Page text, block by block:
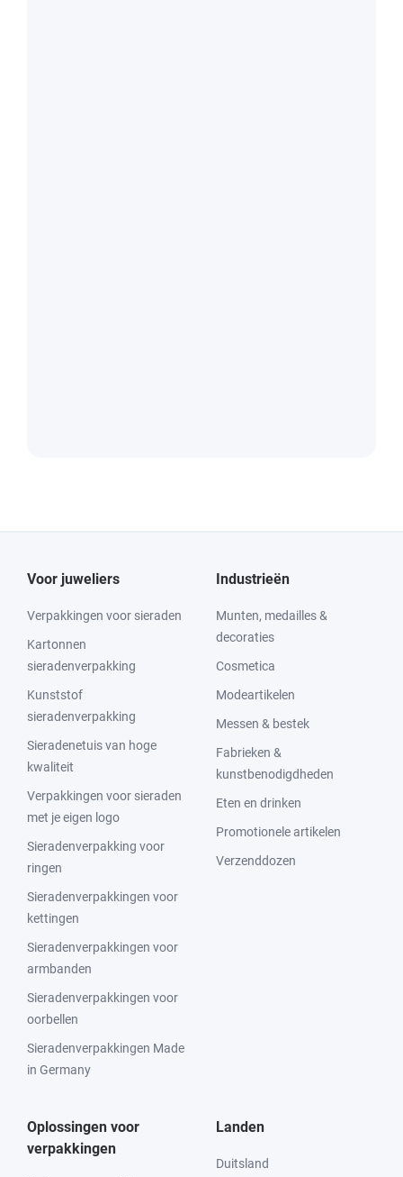
Voor juweliers
Verpakkingen voor sieraden
Kartonnen
sieradenverpakking
Kunststof
sieradenverpakking
Sieradenetuis van hoge
kwaliteit
Verpakkingen voor sieraden
met je eigen logo
Sieradenverpakking voor
ringen
Sieradenverpakkingen voor
kettingen
Sieradenverpakkingen voor
armbanden
Sieradenverpakkingen voor
oorbellen
Sieradenverpakkingen Made
in Germany
Industrieën
Munten, medailles &
decoraties
Cosmetica
Modeartikelen
Messen & bestek
Fabrieken &
kunstbenodigdheden
Eten en drinken
Promotionele artikelen
Verzenddozen
Oplossingen voor
verpakkingen
Landen
Duitsland